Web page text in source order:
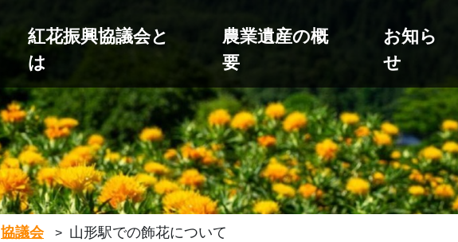
紅花振興協議会と
は
農業遺産の概
要
お知ら
せ
協議会 > 山形駅での飾花について